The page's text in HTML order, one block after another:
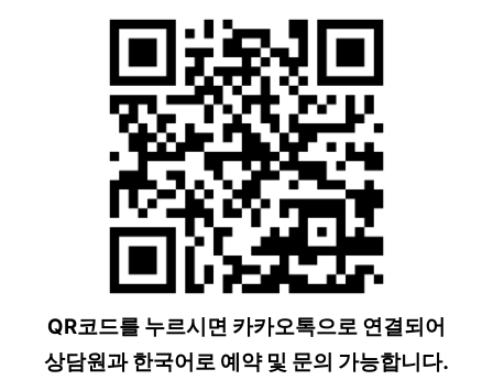
QR코드를 누르시면 카카오톡으로 연결되어
상담원과 한국어로 예약 및 문의 가능합니다.